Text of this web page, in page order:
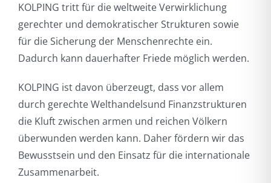
KOLPING tritt für die weltweite Verwirklichung
gerechter und demokratischer Strukturen sowie
für die Sicherung der Menschenrechte ein.
Dadurch kann dauerhafter Friede möglich werden.
KOLPING ist davon überzeugt, dass vor allem
durch gerechte Welthandelsund Finanzstrukturen
die Kluft zwischen armen und reichen Völkern
überwunden werden kann. Daher fördern wir das
Bewusstsein und den Einsatz für die internationale
Zusammenarbeit.